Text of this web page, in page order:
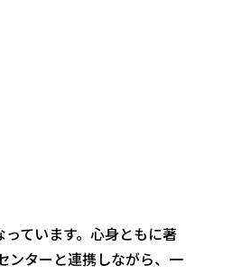
ています。心身ともに著
ンターと連携しながら、一